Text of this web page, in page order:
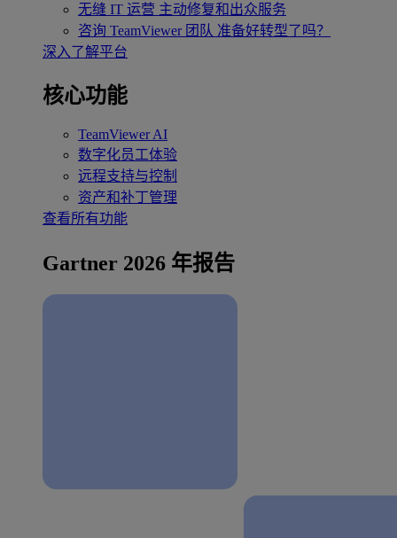
无缝 IT 运营 主动修复和出众服务
咨询 TeamViewer 团队 准备好转型了吗？
深入了解平台
核心功能
TeamViewer AI
数字化员工体验
远程支持与控制
资产和补丁管理
查看所有功能
Gartner 2026 年报告